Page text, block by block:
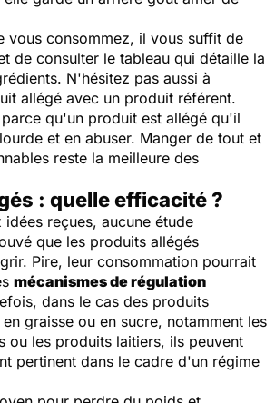
vous consommez, il vous suffit de
de consulter le tableau qui détaille la
N'hésitez pas aussi à
allégé avec un produit référent.
qu'un produit est allégé qu'il
et en abuser. Manger de tout et
reste la meilleure des
: quelle efficacité ?
idées reçues, aucune étude
que les produits allégés
Pire, leur consommation pourrait
mécanismes de régulation
dans le cas des produits
graisse ou en sucre, notamment les
ou les produits laitiers, ils peuvent
pertinent dans le cadre d'un régime